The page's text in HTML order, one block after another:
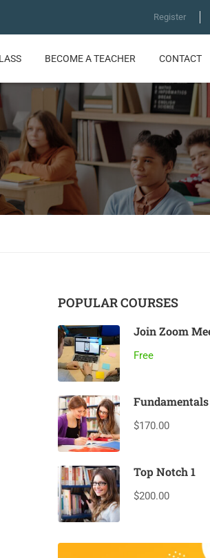
Register
BECOME A TEACHER CONTACT
POPULAR COURSES
Join Zoom
Free
Fundamentals
$170.00
Top Notch 1
$200.00